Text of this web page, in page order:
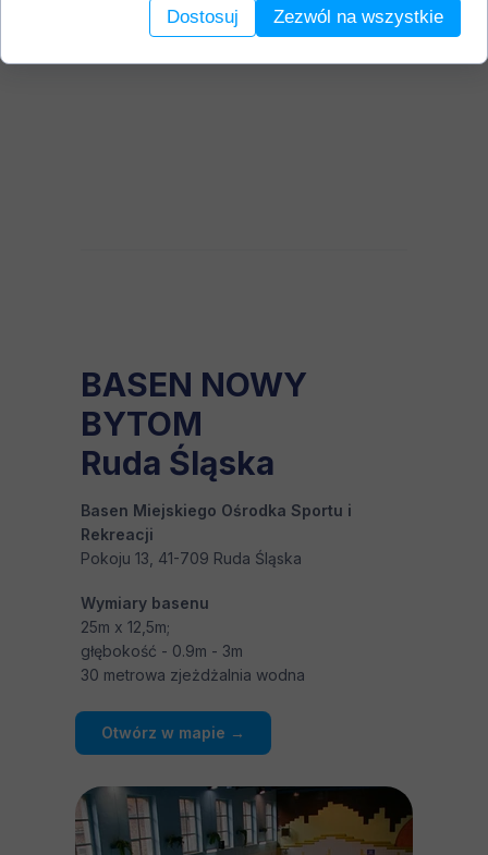
Basen Miejskiego Ośrodka Sportu i
Rekreacji
Pokoju 13, 41-709 Ruda Śląska
Otwórz w mapie →
Wymiary basenu
25m x 12,5m;
głębokość - 0.9m - 3m
30 metrowa zjeżdżalnia wodna
BASEN NOWY
BYTOM
Ruda Śląska
Dostosuj Zezwól na wszystkie